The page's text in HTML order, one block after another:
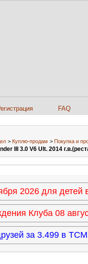
FAQ
> Куплю-продам > Покупка и
III 3.0 V6 Ult. 2014
2026 для
Клуба 08
за 3.499 в